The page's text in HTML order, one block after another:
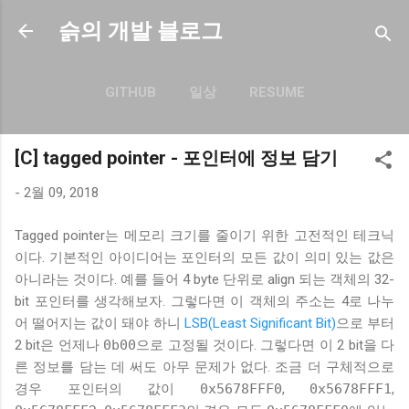
기본 콘텐츠로 건너뛰기
슭의 개발 블로그
GITHUB 일상 RESUME
더보기… BLOG.SEULGI.DEV
[C] tagged pointer - 포인터에 정보 담기
- 2월 09, 2018
Tagged pointer는 메모리 크기를 줄이기 위한 고전적인 테크닉
이다. 기본적인 아이디어는 포인터의 모든 값이 의미 있는 값은
아니라는 것이다. 예를 들어 4 byte 단위로 align 되는 객체의 32-
bit 포인터를 생각해보자. 그렇다면 이 객체의 주소는 4로 나누
어 떨어지는 값이 돼야 하니 LSB(Least Significant Bit)으로 부터
2 bit은 언제나 0b00으로 고정될 것이다. 그렇다면 이 2 bit을 다
른 정보를 담는 데 써도 아무 문제가 없다. 조금 더 구체적으로
경우 포인터의 값이 0x5678FFF0, 0x5678FFF1,